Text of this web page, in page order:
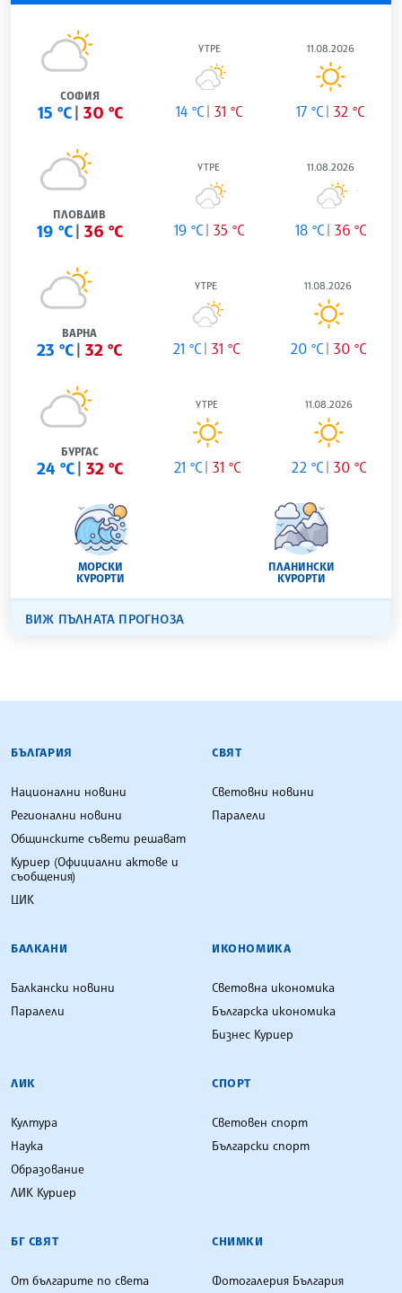
СОФИЯ
15 °C 30 °C
УТРЕ
14 °C 31 °C
11.08.2026
17 °C 32 °C
ПЛОВДИВ
19 °C 36 °C
УТРЕ
19 °C 35 °C
11.08.2026
18 °C 36 °C
ВАРНА
23 °C 32 °C
УТРЕ
21 °C 31 °C
11.08.2026
20 °C 30 °C
БУРГАС
24 °C 32 °C
УТРЕ
21 °C 31 °C
11.08.2026
22 °C 30 °C
МОРСКИ
КУРОРТИ
ПЛАНИНСКИ
КУРОРТИ
ВИЖ ПЪЛНАТА ПРОГНОЗА
БЪЛГАРСКА ТЕЛЕГРАФНА АГЕНЦИЯ
БЪЛГАРИЯ
Национални новини
Регионални новини
Общинските съвети решават
Куриер (Официални актове и
съобщения)
ЦИК
СВЯТ
Световни новини
Паралели
БАЛКАНИ
Балкански новини
Паралели
ИКОНОМИКА
Световна икономика
Българска икономика
Бизнес Куриер
ЛИК
Култура
Наука
Образование
ЛИК Куриер
СПОРТ
Световен спорт
Български спорт
БГ СВЯТ
От българите по света
СНИМКИ
Фотогалерия България